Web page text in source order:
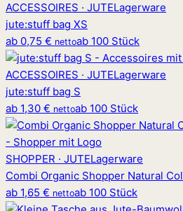
ACCESSOIRES · JUTELagerware
jute:stuff bag XS
ab 0,75 € nettoab 100 Stück
ACCESSOIRES · JUTELagerware
jute:stuff bag S
ab 1,30 € nettoab 100 Stück
SHOPPER · JUTELagerware
Combi Organic Shopper Natural
ab 1,65 € nettoab 100 Stück